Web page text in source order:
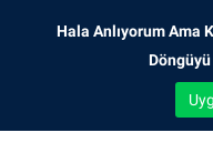
Hala Anlıyorum Ama
Döngüyü